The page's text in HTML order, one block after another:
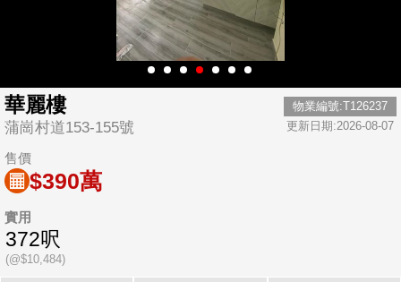
華麗樓
蒲崗村道153-155號
物業編號:T126237
更新日期:2026-08-07
售價
$390萬
實用
372呎
(@$10,484)